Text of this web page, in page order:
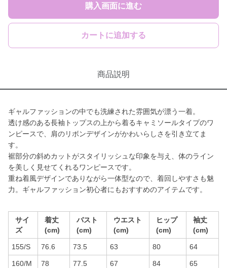
購入画面に進む
カートに追加する
商品説明
ギャルファッションの中でも洗練された雰囲気が漂う一着。
透け感のある長袖トップスの上から着るキャミソールタイプのワ
ンピースで、肩のリボンデザインがかわいらしさを引き立てま
す。
裾部分の斜めカットがスタイリッシュな印象を与え、体のライン
を美しく見せてくれるワンピースです。
重ね着風デザインでありながら一体型なので、着回しやすさも魅
力。ギャルファッション初心者にもおすすめのアイテムです。
サイ
ズ
着丈
(cm)
バスト
(cm)
ウエスト
(cm)
ヒップ
(cm)
袖丈
(cm)
155/S 76.6 73.5 63 80 64
160/M 78 77.5 67 84 65